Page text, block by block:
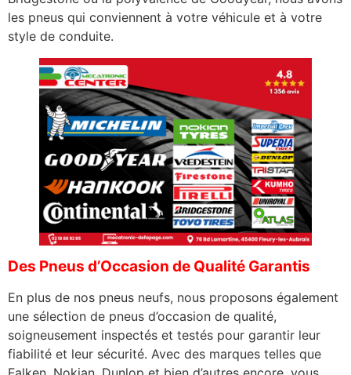
les pneus qui conviennent à votre véhicule et à votre
style de conduite.
Des Pneus d’Occasion de Qualité Garantis
En plus de nos pneus neufs, nous proposons également
une sélection de pneus d’occasion de qualité,
soigneusement inspectés et testés pour garantir leur
fiabilité et leur sécurité. Avec des marques telles que